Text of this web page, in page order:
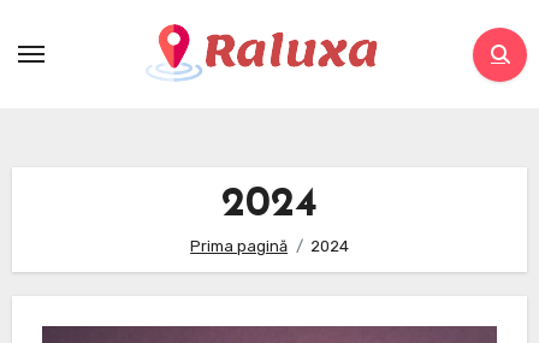
2024
Prima pagină 2024